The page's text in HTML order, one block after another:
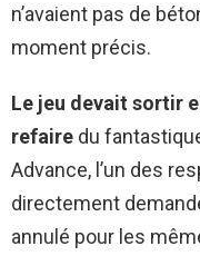
n’avaient pas de
moment précis.
Le jeu devait sortir
refaire du
Advance, l’un des
directement
annulé pour les